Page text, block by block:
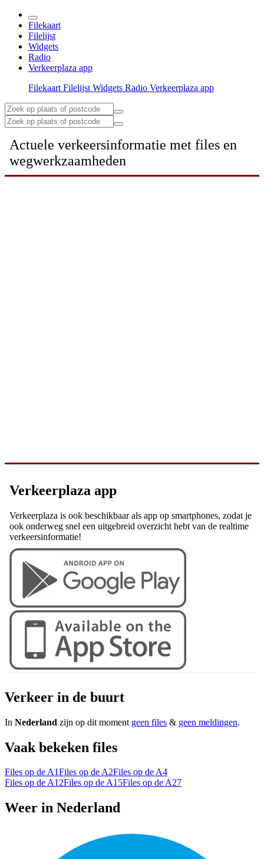
Filekaart
Filelijst
Widgets
Radio
Verkeerplaza app
Filekaart Filelijst Widgets Radio Verkeerplaza app
Actuele verkeersinformatie met files en
wegwerkzaamheden
Verkeerplaza app
Verkeerplaza is ook beschikbaar als app op smartphones, zodat je
ook onderweg snel een uitgebreid overzicht hebt van de realtime
verkeersinformatie!
Verkeer in de buurt
In Nederland zijn op dit moment geen files & geen meldingen.
Vaak bekeken files
Files op de A1Files op de A2Files op de A4
Files op de A12Files op de A15Files op de A27
Weer in Nederland